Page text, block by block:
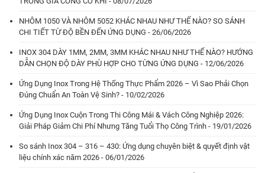
NHÔM 1050 VÀ NHÔM 5052 KHÁC NHAU NHƯ THẾ NÀO? SO SÁNH
CHI TIẾT TỪ ĐỘ BỀN ĐẾN ỨNG DỤNG - 26/06/2026
INOX 304 DÀY 1MM, 2MM, 3MM KHÁC NHAU NHƯ THẾ NÀO? HƯỚNG
DẪN CHỌN ĐỘ DÀY PHÙ HỢP CHO TỪNG ỨNG DỤNG - 12/06/2026
Ứng Dụng Inox Trong Hệ Thống Thực Phẩm 2026 – Vì Sao Phải Chọn
Đúng Chuẩn An Toàn Vệ Sinh? - 10/02/2026
Ứng Dụng Inox Cuộn Trong Thi Công Mái & Vách Công Nghiệp 2026:
Giải Pháp Giảm Chi Phí Nhưng Tăng Tuổi Thọ Công Trình - 19/01/2026
So sánh Inox 304 – 316 – 430: Ứng dụng chuyên biệt & quyết định vật
liệu chính xác năm 2026 - 06/01/2026